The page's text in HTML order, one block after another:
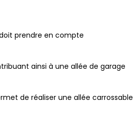
prendre en compte
ainsi à une allée de garage
de réaliser une allée carrossable